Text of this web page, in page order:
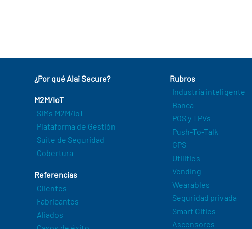
¿Por qué Alai Secure?
M2M/IoT
SIMs M2M/IoT
Plataforma de Gestión
Suite de Seguridad
Cobertura
Referencias
Clientes
Fabricantes
Aliados
Rubros
Industria inteligente
Banca
POS y TPVs
Push-To-Talk
GPS
Utilities
Vending
Wearables
Seguridad privada
Smart Cities
Ascensores